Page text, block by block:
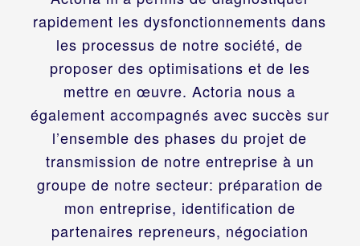
rapidement les dysfonctionnements dans
les processus de notre société, de
proposer des optimisations et de les
mettre en œuvre. Actoria nous a
également accompagnés avec succès sur
l’ensemble des phases du projet de
transmission de notre entreprise à un
groupe de notre secteur: préparation de
mon entreprise, identification de
partenaires repreneurs, négociation